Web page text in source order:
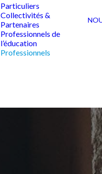
Particuliers
Collectivités &
Partenaires
Professionnels de
l’éducation
Professionnels